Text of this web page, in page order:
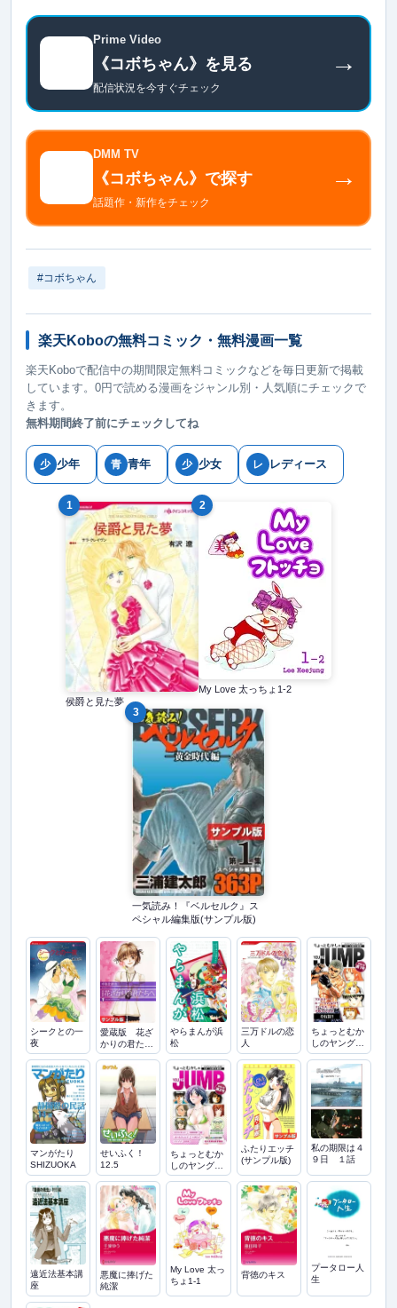
Prime Video
《コボちゃん》を見る
配信状況を今すぐチェック
→
DMM TV
《コボちゃん》で探す
話題作・新作をチェック
→
#コボちゃん
楽天Koboの無料コミック・無料漫画一覧
楽天Koboで配信中の期間限定無料コミックなどを毎日更新で掲載
しています。0円で読める漫画をジャンル別・人気順にチェックで
きます。
無料期間終了前にチェックしてね
少 少年 青 青年 少 少女 レ レディース
1
侯爵と見た夢
2
My Love 太っちょ1-2
3
一気読み！『ベルセルク』ス
ペシャル編集版(サンプル版)
シークとの一
夜
愛蔵版 花ざ
かりの君たち
へ(サンプル
版)
やらまんが浜
松
三万ドルの恋
人
ちょっとむか
しのヤングジ
ャンプ
マンがたり
SHIZUOKA
せいふく！
12.5
ちょっとむか
しのヤングジ
ャンプ 2号
ふたりエッチ
(サンプル版)
私の期限は４
９日 １話
遠近法基本講
座
悪魔に捧げた
純潔
My Love 太っ
ちょ1-1
背徳のキス
プータロー人
生